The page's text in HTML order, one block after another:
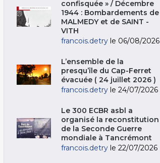
confisquée » / Décembre
1944 : Bombardements de
MALMEDY et de SAINT -
VITH
francois.detry le 06/08/2026
L’ensemble de la
presqu’île du Cap-Ferret
évacuée ( 24 juillet 2026 )
francois.detry le 24/07/2026
Le 300 ECBR asbl a
organisé la reconstitution
de la Seconde Guerre
mondiale à Tancrémont
francois.detry le 22/07/2026